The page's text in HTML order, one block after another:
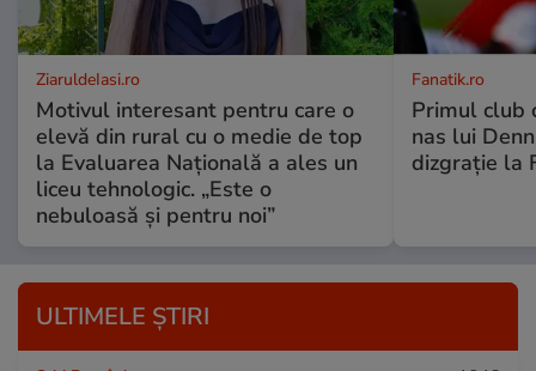
ZiaruldeIasi.ro
Motivul interesant pentru care o
elevă din rural cu o medie de top
la Evaluarea Națională a ales un
liceu tehnologic. „Este o
nebuloasă și pentru noi”
Fanatik.ro
Primul club
nas lui
dizgrație la
ULTIMELE ȘTIRI